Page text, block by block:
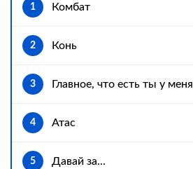
1 Комбат
2 Конь
3 Главное, что есть ты у меня
4 Атас
5 Давай за...